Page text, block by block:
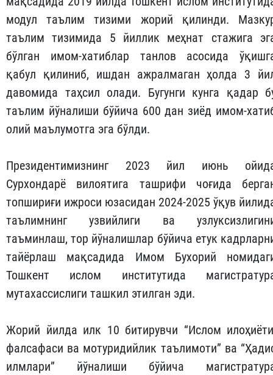
модул таълим тизими жорий қилинди.
таълим тизимида 5 йиллик меҳнат стажига
бўлган имом-хатиблар танлов асосида
қабул қилиниб, ишдан ажралмаган ҳолда 3
давомида таҳсил олади. Бугунги кунга қадар
таълим йўналиши бўйича 600 дан зиёд имом-
олий маълумотга эга бўлди.
Президентимизнинг 2023 йил июнь
Сурхондарё вилоятига ташрифи чоғида
топшириғи ижроси юзасидан 2024-2025 ўқув
таълимнинг узвийлиги ва
таъминлаш, тор йўналишлар бўйича етук
тайёрлаш мақсадида Имом Бухорий
Тошкент ислом институтида
мутахассислиги ташкил этилган эди.
Жорий йилда илк 10 битирувчи “Ислом
фалсафаси ва мотуридийлик таълимоти” ва
илмлари” йўналиши бўйича